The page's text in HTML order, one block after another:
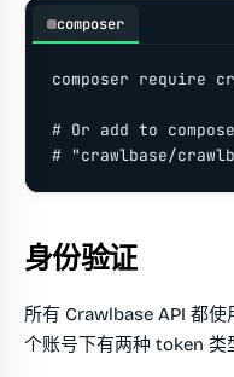
composer
composer require
# Or add to
# "crawlbase/
身份验证
所有 Crawlbase API 都
个账号下有两种 token 类